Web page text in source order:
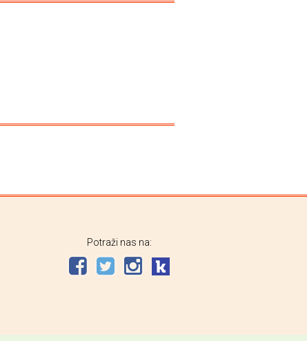
Potraži nas na: